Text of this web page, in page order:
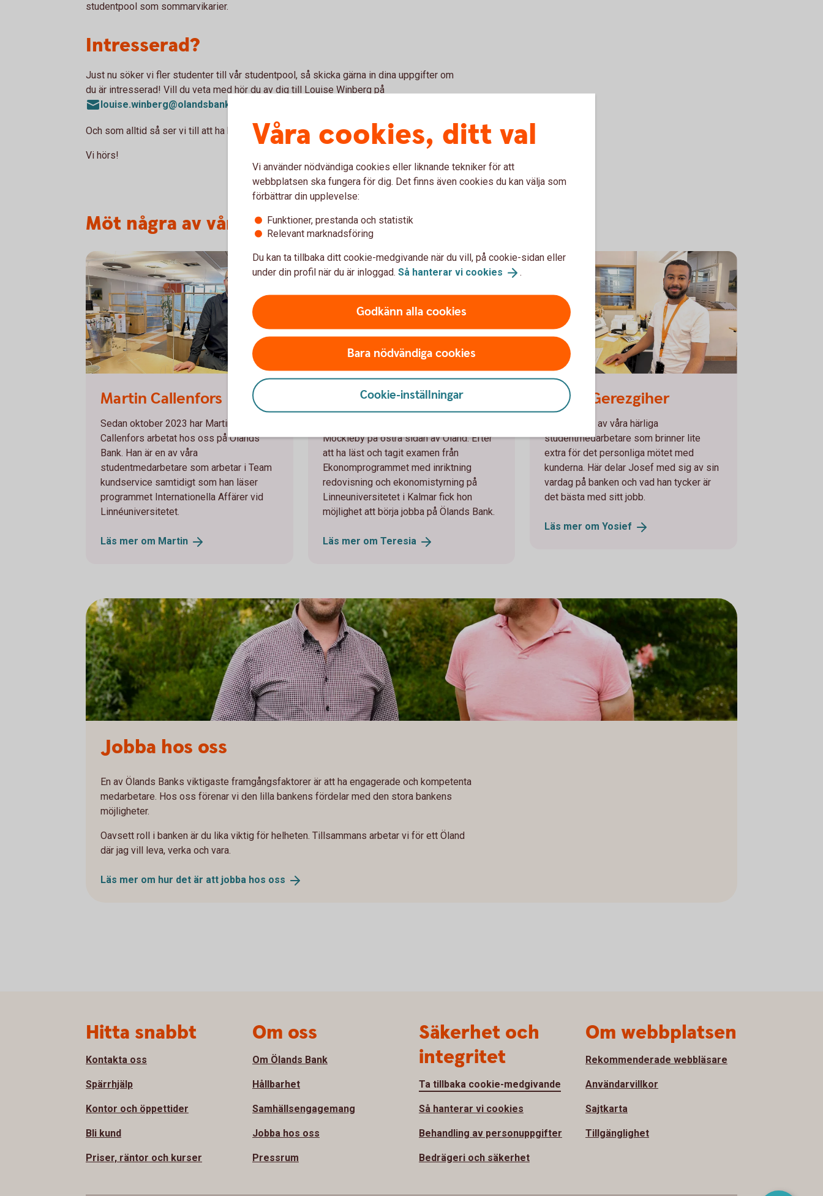
studentpool som sommarvikarier.
Intresserad?
Just nu söker vi fler studenter till vår studentpool, så skicka gärna in dina uppgifter om
du är intresserad! Vill du veta med hör du av dig till Louise Winberg på
louise.winberg@olandsbank.se
Och som alltid så ser vi till att ha kul tillsammans.
Vi hörs!
Möt några av våra studentmedarbetare
Martin Callenfors
Sedan oktober 2023 har Martin
Callenfors arbetat hos oss på Ölands
Bank. Han är en av våra
studentmedarbetare som arbetar i Team
kundservice samtidigt som han läser
programmet Internationella Affärer vid
Linnéuniversitetet.
Läs mer om Martin
Teresia Tornegård
Möckleby på östra sidan av Öland. Efter
att ha läst och tagit examen från
Ekonomprogrammet med inriktning
redovisning och ekonomistyrning på
Linneuniversitetet i Kalmar fick hon
möjlighet att börja jobba på Ölands Bank.
Läs mer om Teresia
Yosief_Gerezgiher.jpg
Yosief Gerezgiher
Yosief är en av våra härliga
studentmedarbetare som brinner lite
extra för det personliga mötet med
kunderna. Här delar Josef med sig av sin
vardag på banken och vad han tycker är
det bästa med sitt jobb.
Läs mer omYosief
Jobba hos oss
En av Ölands Banks viktigaste framgångsfaktorer är att ha engagerade och kompetenta
medarbetare. Hos oss förenar vi den lilla bankens fördelar med den stora bankens
möjligheter.
Oavsett roll i banken är du lika viktig för helheten. Tillsammans arbetar vi för ett Öland
där jag vill leva, verka och vara.
Läs mer om hur det är att jobba hos oss
Våra cookies, ditt val
Vi använder nödvändiga cookies eller liknande tekniker för att
webbplatsen ska fungera för dig. Det finns även cookies du kan välja som
förbättrar din upplevelse:
Funktioner, prestanda och statistik
Relevant marknadsföring
Du kan ta tillbaka ditt cookie-medgivande när du vill, på cookie-sidan eller
under din profil när du är inloggad. Så hanterar vi cookies .
Godkänn alla cookies
Bara nödvändiga cookies
Cookie-inställningar
Hitta snabbt
Kontakta oss
Spärrhjälp
Kontor och öppettider
Bli kund
Priser, räntor och kurser
Om oss
Om Ölands Bank
Hållbarhet
Samhällsengagemang
Jobba hos oss
Pressrum
Säkerhet och
integritet
Ta tillbaka cookie-medgivande
Så hanterar vi cookies
Behandling av personuppgifter
Bedrägeri och säkerhet
Om webbplatsen
Rekommenderade webbläsare
Användarvillkor
Sajtkarta
Tillgänglighet